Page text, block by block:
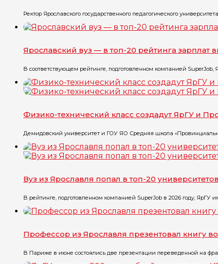
Ректор Ярославского государственного педагогического
Ярославский вуз — в топ-20 рейтинга зарплат
В соответствующем рейтинге, подготовленном компанией
Физико-технический класс создадут ЯрГУ и
Демидовский университет и ГОУ ЯО Средняя школа
Вуз из Ярославля попал в топ-20
В рейтинге, подготовленном компанией SuperJob в 2026 году, ЯрГУ
Профессор из Ярославля презентовал книгу
В Париже в июне состоялись две презентации переведенной на